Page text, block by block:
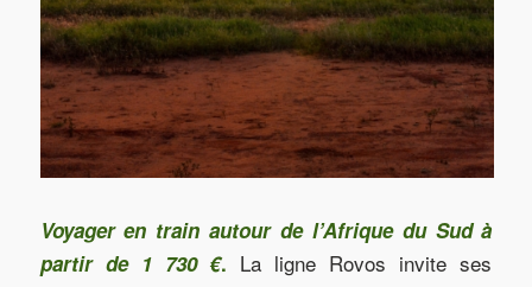
Voyager en train autour de l’Afrique du Sud à
partir de 1 730 €. La ligne Rovos invite ses